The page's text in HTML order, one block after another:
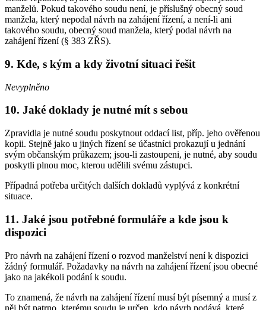
manželů. Pokud takového soudu není, je příslušný obecný soud
manžela, který nepodal návrh na zahájení řízení, a není-li ani
takového soudu, obecný soud manžela, který podal návrh na
zahájení řízení (§ 383 ZŘS).
9. Kde, s kým a kdy životní situaci řešit
Nevyplněno
10. Jaké doklady je nutné mít s sebou
Zpravidla je nutné soudu poskytnout oddací list, příp. jeho ověřenou
kopii. Stejně jako u jiných řízení se účastníci prokazují u jednání
svým občanským průkazem; jsou-li zastoupeni, je nutné, aby soudu
poskytli plnou moc, kterou udělili svému zástupci.
Případná potřeba určitých dalších dokladů vyplývá z konkrétní
situace.
11. Jaké jsou potřebné formuláře a kde jsou k
dispozici
Pro návrh na zahájení řízení o rozvod manželství není k dispozici
žádný formulář. Požadavky na návrh na zahájení řízení jsou obecné
jako na jakékoli podání k soudu.
To znamená, že návrh na zahájení řízení musí být písemný a musí z
něj být patrno, kterému soudu je určen, kdo návrh podává, které